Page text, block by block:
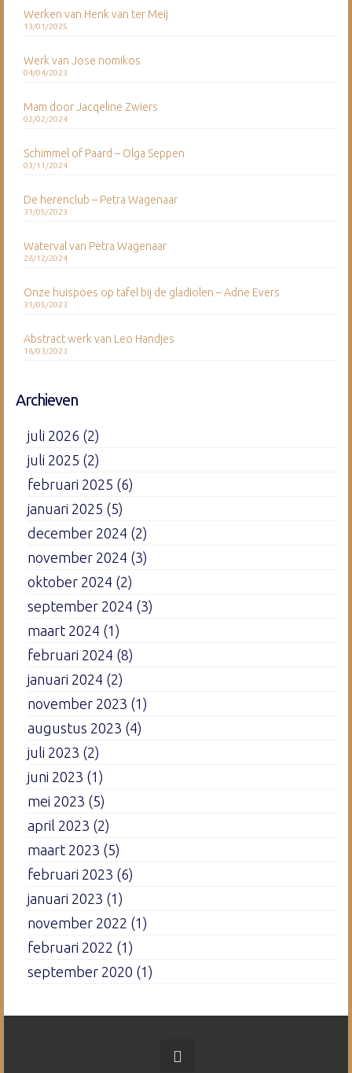
Werken van Henk van ter Meij
13/01/2025
Werk van Jose nomikos
04/04/2023
Mam door Jacqeline Zwiers
02/02/2024
Schimmel of Paard – Olga Seppen
03/11/2024
De herenclub – Petra Wagenaar
31/05/2023
Waterval van Petra Wagenaar
28/12/2024
Onze huispoes op tafel bij de gladiolen – Adne Evers
31/05/2023
Abstract werk van Leo Handjes
18/03/2023
Archieven
juli 2026 (2)
juli 2025 (2)
februari 2025 (6)
januari 2025 (5)
december 2024 (2)
november 2024 (3)
oktober 2024 (2)
september 2024 (3)
maart 2024 (1)
februari 2024 (8)
januari 2024 (2)
november 2023 (1)
augustus 2023 (4)
juli 2023 (2)
juni 2023 (1)
mei 2023 (5)
april 2023 (2)
maart 2023 (5)
februari 2023 (6)
januari 2023 (1)
november 2022 (1)
februari 2022 (1)
september 2020 (1)